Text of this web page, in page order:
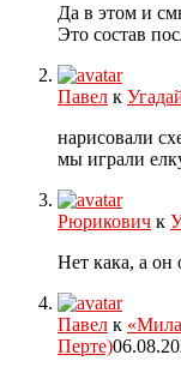
Да в этом и
Это состав
Павел к
нарисовали
мы играли
Рюрикович к
Нет кака, а он
Павел к
Перте)